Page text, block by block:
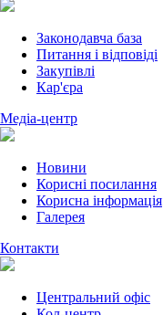
Законодавча база
Питання і відповіді
Закупівлі
Кар'єра
Медіа-центр
Новини
Корисні посилання
Корисна інформація
Галерея
Контакти
Центральний офіс